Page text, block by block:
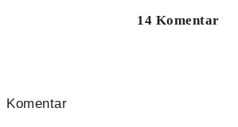
14 Komentar
Komentar